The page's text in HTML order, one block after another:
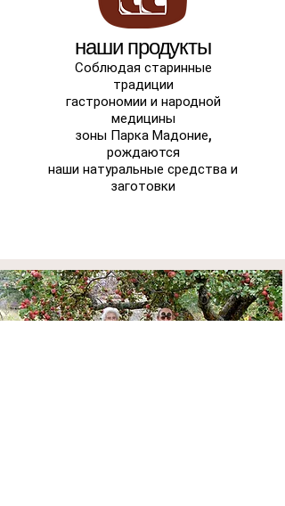
наши продукты
Соблюдая старинные
традиции
гастрономии и народной
медицины
зоны Парка Мадоние,
рождаются
наши натуральные средства и
заготовки